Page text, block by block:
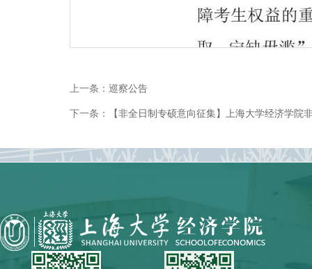
上一条： 巡察公告
下一条： 【非全日制专硕意向征集】上海大学经济学院